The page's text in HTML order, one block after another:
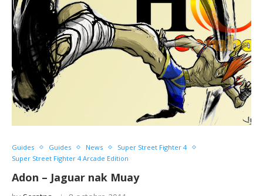
Guides Guides News
Super Street Fighter 4
Super Street Fighter 4 Arcade Edition
Adon – Jaguar nak Muay